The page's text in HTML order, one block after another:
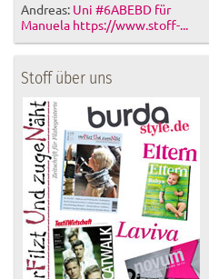
Andreas: Uni #6ABEBD für
Manuela https://www.stoff-...
Stoff über uns